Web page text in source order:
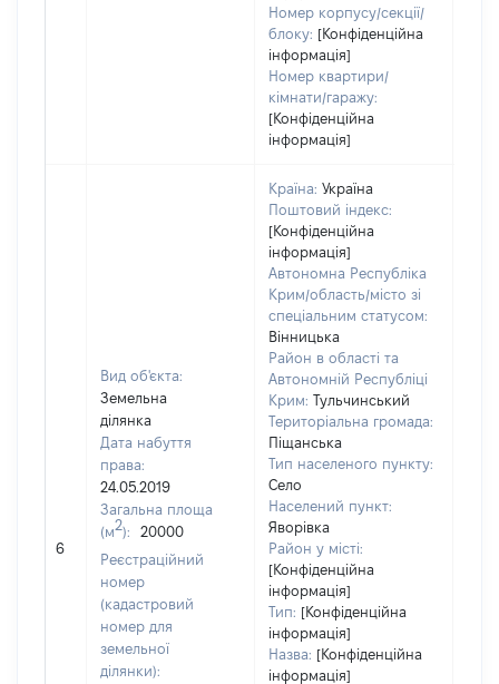
Номер корпусу/секції/
блоку: [Конфіденційна
інформація]
Номер квартири/
кімнати/гаражу:
[Конфіденційна
інформація]
6
Вид об'єкта:
Земельна
ділянка
Дата набуття
права:
24.05.2019
Загальна площа
(м2):
20000
Реєстраційний
номер
(кадастровий
номер для
земельної
ділянки):
Країна: Україна
Поштовий індекс:
[Конфіденційна
інформація]
Автономна Республіка
Крим/область/місто зі
спеціальним статусом:
Вінницька
Район в області та
Автономній Республіці
Крим: Тульчинський
Територіальна громада:
Піщанська
Тип населеного пункту:
Село
Населений пункт:
Яворівка
Район у місті:
[Конфіденційна
інформація]
Тип: [Конфіденційна
інформація]
Назва: [Конфіденційна
інформація]